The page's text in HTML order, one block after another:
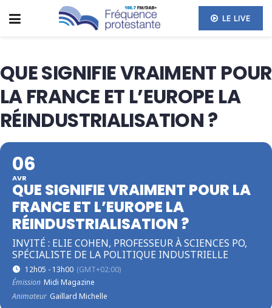
LE LIVE
QUE SIGNIFIE VRAIMENT POUR
LA FRANCE ET L’EUROPE LA
RÉINDUSTRIALISATION ?
06
AVR
QUE SIGNIFIE VRAIMENT POUR LA
FRANCE ET L’EUROPE LA
RÉINDUSTRIALISATION ?
INVITÉ : ELIE COHEN, PROFESSEUR À SCIENCES PO,
SPÉCIALISTE DE LA POLITIQUE INDUSTRIELLE
12h05 - 13h00 (GMT+02:00)
Émission Midi Magazine
Animateur Gaillard Michelle